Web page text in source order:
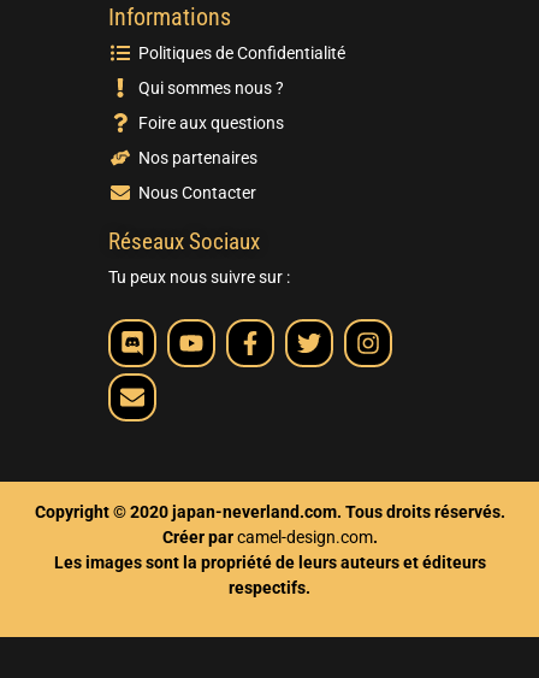
Informations
Politiques de Confidentialité
Qui sommes nous ?
Foire aux questions
Nos partenaires
Nous Contacter
Réseaux Sociaux
Tu peux nous suivre sur :
Copyright © 2020 japan-neverland.com. Tous droits réservés.
Créer parcamel-design.com.
Les images sont la propriété de leurs auteurs et éditeurs
respectifs.